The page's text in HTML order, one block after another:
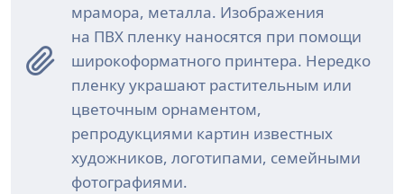
мрамора, металла. Изображения
на ПВХ пленку наносятся при помощи
широкоформатного принтера. Нередко
пленку украшают растительным или
цветочным орнаментом,
репродукциями картин известных
художников, логотипами, семейными
фотографиями.